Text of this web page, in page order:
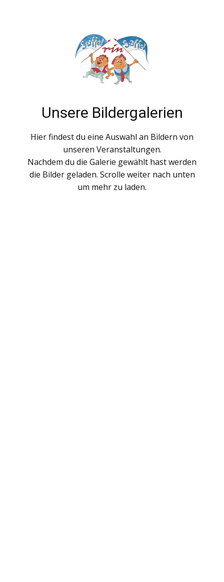
Unsere Bildergalerien
Hier findest du eine Auswahl an Bildern von
unseren Veranstaltungen.
Nachdem du die Galerie gewählt hast werden
die Bilder geladen. Scrolle weiter nach unten
um mehr zu laden.